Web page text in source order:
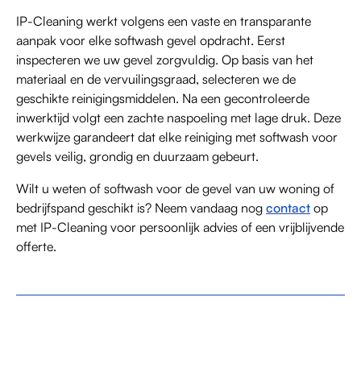
IP-Cleaning werkt volgens een vaste en transparante
aanpak voor elke softwash gevel opdracht. Eerst
inspecteren we uw gevel zorgvuldig. Op basis van het
materiaal en de vervuilingsgraad, selecteren we de
geschikte reinigingsmiddelen. Na een gecontroleerde
inwerktijd volgt een zachte naspoeling met lage druk. Deze
werkwijze garandeert dat elke reiniging met softwash voor
gevels veilig, grondig en duurzaam gebeurt.
Wilt u weten of softwash voor de gevel van uw woning of
bedrijfspand geschikt is? Neem vandaag nog contact op
met IP-Cleaning voor persoonlijk advies of een vrijblijvende
offerte.